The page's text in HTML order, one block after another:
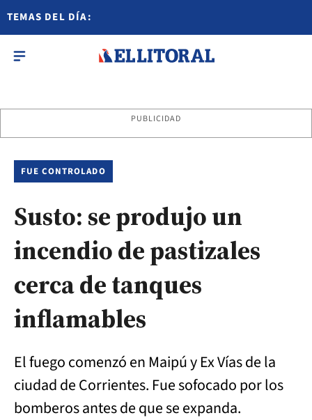
TEMAS DEL DÍA:
PUBLICIDAD
FUE CONTROLADO
Susto: se produjo un
incendio de pastizales
cerca de tanques
inflamables
El fuego comenzó en Maipú y Ex Vías de la
ciudad de Corrientes. Fue sofocado por los
bomberos antes de que se expanda.